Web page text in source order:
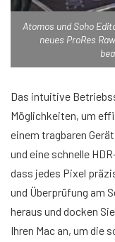
Atomos und Soho
neues ProRes
Das intuitive
Möglichkeiten, um
einem tragbaren
und eine schnelle
dass jedes Pixel
und Überprüfung am
heraus und docken
Ihren Mac an, um die